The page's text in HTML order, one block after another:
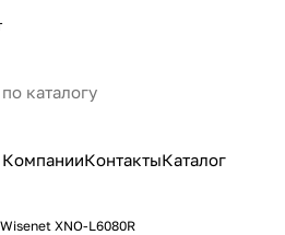
КонтактыКаталог
Wisenet XNO-L6080R